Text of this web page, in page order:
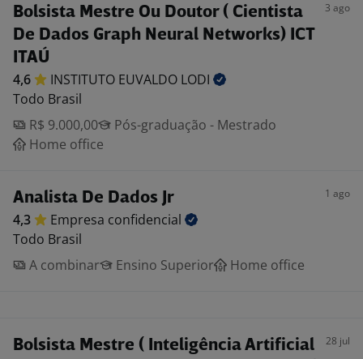
Bolsista Mestre Ou Doutor ( Cientista
De Dados Graph Neural Networks) ICT
ITAÚ
3 ago
4,6 INSTITUTO EUVALDO LODI
Todo Brasil
R$ 9.000,00
Pós-graduação - Mestrado
Home office
Analista De Dados Jr 1 ago
4,3 Empresa confidencial
Todo Brasil
A combinar
Ensino Superior Home office
Bolsista Mestre ( Inteligência Artificial
28 jul